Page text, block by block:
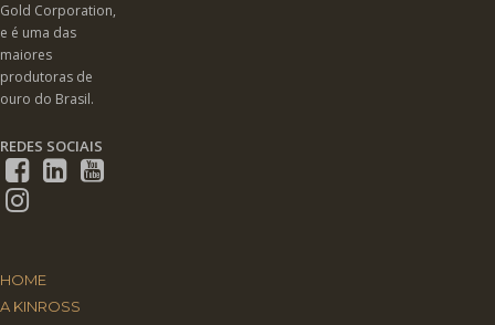
Gold Corporation,
e é uma das
maiores
produtoras de
ouro do Brasil.
REDES SOCIAIS
HOME
A KINROSS